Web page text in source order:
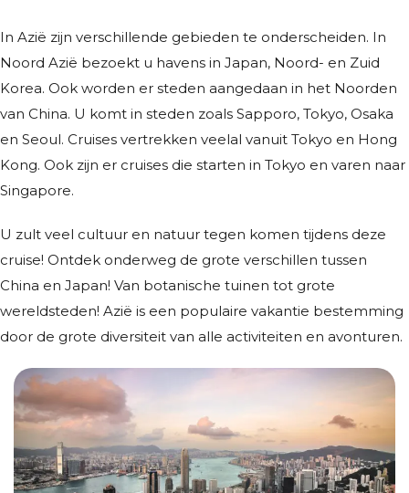
In Azië zijn verschillende gebieden te onderscheiden. In
Noord Azië bezoekt u havens in Japan, Noord- en Zuid
Korea. Ook worden er steden aangedaan in het Noorden
van China. U komt in steden zoals Sapporo, Tokyo, Osaka
en Seoul. Cruises vertrekken veelal vanuit Tokyo en Hong
Kong. Ook zijn er cruises die starten in Tokyo en varen naar
Singapore.
U zult veel cultuur en natuur tegen komen tijdens deze
cruise! Ontdek onderweg de grote verschillen tussen
China en Japan! Van botanische tuinen tot grote
wereldsteden! Azië is een populaire vakantie bestemming
door de grote diversiteit van alle activiteiten en avonturen.